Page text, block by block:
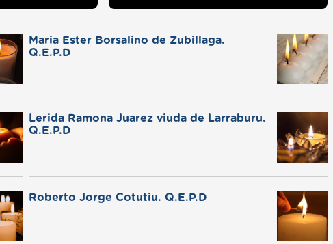
Maria Ester Borsalino de Zubillaga.
Q.E.P.D
Lerida Ramona Juarez viuda de Larraburu.
Q.E.P.D
Roberto Jorge Cotutiu. Q.E.P.D